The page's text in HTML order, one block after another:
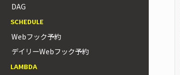
DAG
SCHEDULE
Webフック予約
デイリーWebフック予約
LAMBDA